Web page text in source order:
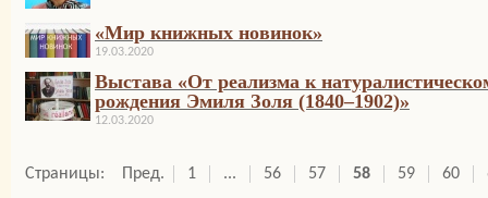
«Мир книжных новинок»
19.03.2020
Выстава «От реализма к
рождения Эмиля Золя (1840–1902)»
12.03.2020
Страницы: Пред. 1 ... 56 57 58 59 60